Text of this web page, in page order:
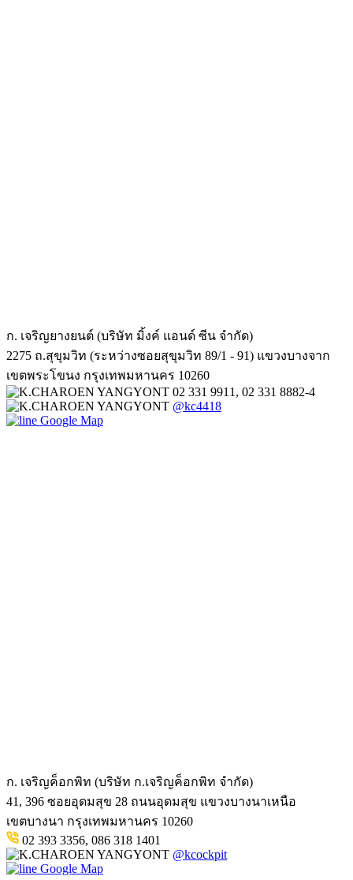
ก. เจริญยางยนต์ (บริษัท มิ้งค์ แอนด์ ซีน จำกัด)
2275 ถ.สุขุมวิท (ระหว่างซอยสุขุมวิท 89/1 - 91) แขวงบางจาก
เขตพระโขนง กรุงเทพมหานคร 10260
02 331 9911, 02 331 8882-4
@kc4418
Google Map
ก. เจริญค็อกพิท (บริษัท ก.เจริญค็อกพิท จำกัด)
41, 396 ซอยอุดมสุข 28 ถนนอุดมสุข แขวงบางนาเหนือ
เขตบางนา กรุงเทพมหานคร 10260
02 393 3356, 086 318 1401
@kcockpit
Google Map